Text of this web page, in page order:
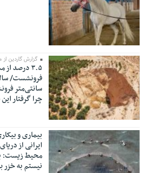
گزارش گاردین
۳.۵ درصد
سانتی‌متر
چرا گرفتار
ایرانی از
محیط زیست:
نیستم به خزر